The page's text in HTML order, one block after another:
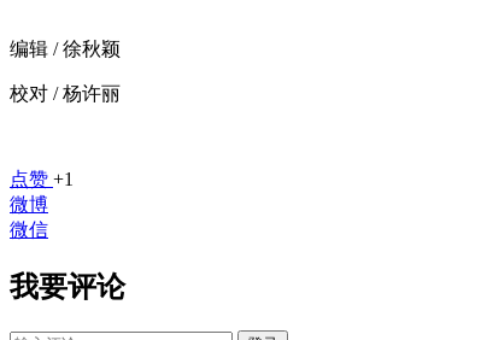
编辑 / 徐秋颖
校对 / 杨许丽
点赞 +1
微博
微信
我要评论